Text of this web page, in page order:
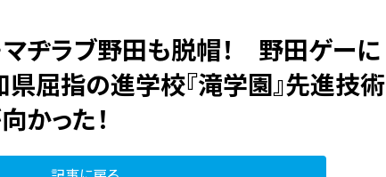
マヂラブ野田も脱帽！ 野田ゲーに
屈指の進学校『滝学園』先進技術
かった！